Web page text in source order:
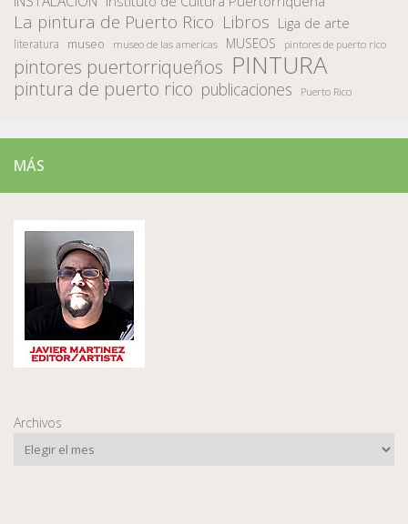
La pintura de Puerto Rico Libros Liga de arte
literatura museo museo de las americas MUSEOS pintores de puerto rico
pintores puertorriqueños PINTURA
pintura de puerto rico publicaciones Puerto Rico
MÁS
Archivos